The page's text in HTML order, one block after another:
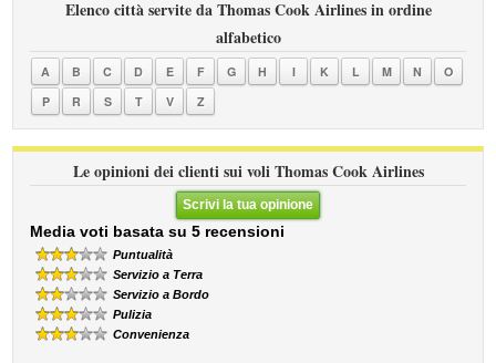
Elenco città servite da Thomas Cook Airlines in ordine
alfabetico
A B C D E F G H I K L M N
O
P
R S T V Z
Le opinioni dei clienti sui voli Thomas Cook Airlines
Scrivi la tua opinione
Media voti basata su 5 recensioni
Puntualità
Servizio a Terra
Servizio a Bordo
Pulizia
Convenienza